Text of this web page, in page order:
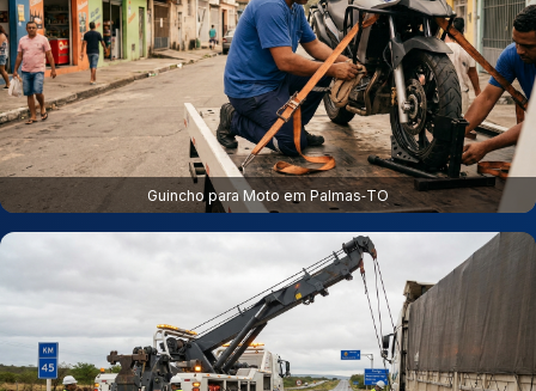
Guincho para Moto em Palmas‑TO